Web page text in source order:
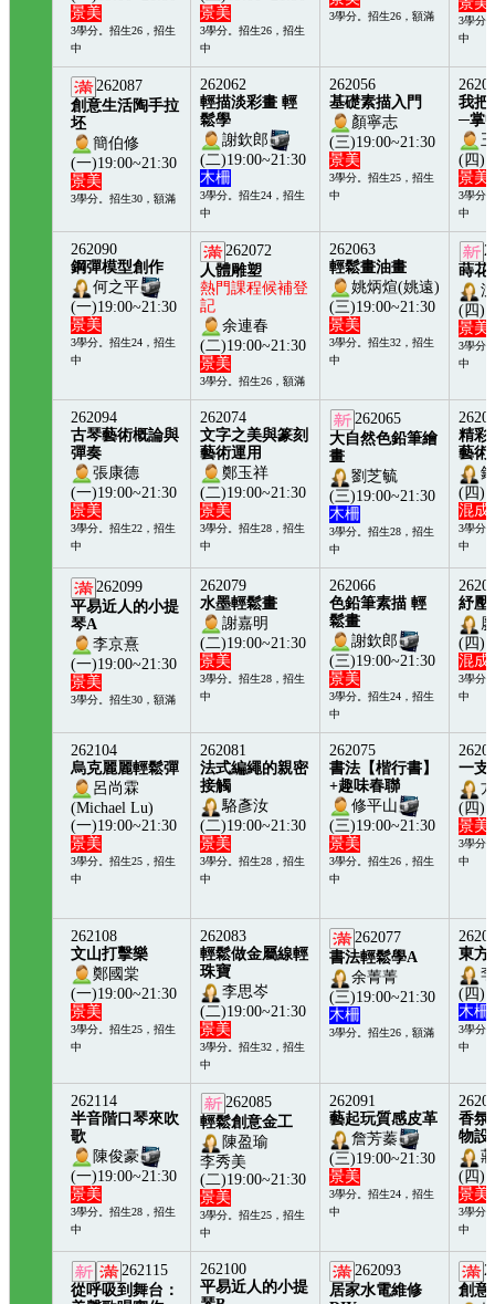
景美
3學分。招生26，招生
中
景美
3學分。招生26，招生
中
3學分。招生26，額滿
3學分
中
262087
創意生活陶手拉
坯
簡伯修
(一)19:00~21:30
景美
3學分。招生30，額滿
262062
輕描淡彩畫 輕
鬆學
謝欽郎
(二)19:00~21:30
木柵
3學分。招生24，招生
中
262056
基礎素描入門
顏寧志
(三)19:00~21:30
景美
3學分。招生25，招生
中
我把
─掌
(四
景美
3學分
中
262090
鋼彈模型創作
何之平
(一)19:00~21:30
景美
3學分。招生24，招生
中
262072
人體雕塑
熱門課程候補登
記
余連春
(二)19:00~21:30
景美
3學分。招生26，額滿
262063
輕鬆畫油畫
姚炳煊(姚遠)
(三)19:00~21:30
景美
3學分。招生32，招生
中
蒔花
(四
景美
3學分
中
262094
古琴藝術概論與
彈奏
張康德
(一)19:00~21:30
景美
3學分。招生22，招生
中
262074
文字之美與篆刻
藝術運用
鄭玉祥
(二)19:00~21:30
景美
3學分。招生28，招生
中
262065
大自然色鉛筆繪
畫
劉芝毓
(三)19:00~21:30
木柵
3學分。招生28，招生
中
精彩
藝術
(四
混成
3學分
中
262099
平易近人的小提
琴A
李京熹
(一)19:00~21:30
景美
3學分。招生30，額滿
262079
水墨輕鬆畫
謝嘉明
(二)19:00~21:30
景美
3學分。招生28，招生
中
262066
色鉛筆素描 輕
鬆畫
謝欽郎
(三)19:00~21:30
景美
3學分。招生24，招生
中
紓壓
(四
混成
3學分
中
262104
烏克麗麗輕鬆彈
呂尚霖
(Michael Lu)
(一)19:00~21:30
景美
3學分。招生25，招生
中
262081
法式編繩的親密
接觸
駱彥汝
(二)19:00~21:30
景美
3學分。招生28，招生
中
262075
書法【楷行書】
+趣味春聯
修平山
(三)19:00~21:30
景美
3學分。招生26，招生
中
一支
(四
景美
3學分
中
262108
文山打擊樂
鄭國棠
(一)19:00~21:30
景美
3學分。招生25，招生
中
262083
輕鬆做金屬線輕
珠寶
李思岑
(二)19:00~21:30
景美
3學分。招生32，招生
中
262077
書法輕鬆學A
余菁菁
(三)19:00~21:30
木柵
3學分。招生26，額滿
東方
(四
木柵
3學分
中
262114
半音階口琴來吹
歌
陳俊豪
(一)19:00~21:30
景美
3學分。招生28，招生
中
262085
輕鬆創意金工
陳盈瑜
李秀美
(二)19:00~21:30
景美
3學分。招生25，招生
中
262091
藝起玩質感皮革
詹芳蓁
(三)19:00~21:30
景美
3學分。招生24，招生
中
香氛
物設
(四
景美
3學分
中
262115
從呼吸到舞台：
262100
平易近人的小提
262093
居家水電維修
創意